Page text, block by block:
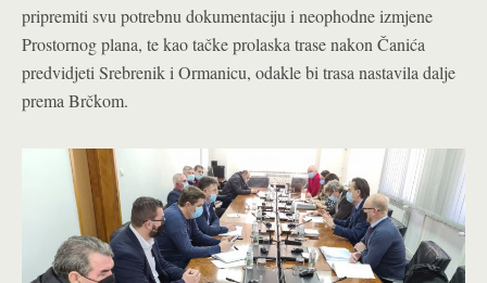
pripremiti svu potrebnu dokumentaciju i neophodne izmjene
Prostornog plana, te kao tačke prolaska trase nakon Čanića
predvidjeti Srebrenik i Ormanicu, odakle bi trasa nastavila dalje
prema Brčkom.